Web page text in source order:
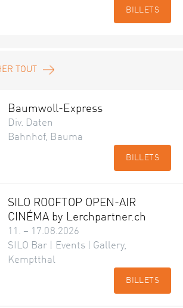
BILLETS
TOUT
Baumwoll-Express
Div. Daten
Bahnhof, Bauma
BILLETS
SILO ROOFTOP OPEN-AIR
CINÉMA by Lerchpartner.ch
11. – 17.08.2026
SILO Bar | Events | Gallery,
Kemptthal
BILLETS